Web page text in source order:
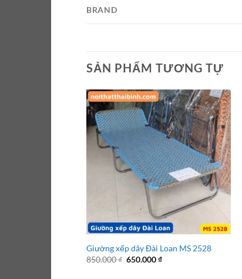
BRAND
SẢN PHẨM TƯƠNG TỰ
Giường xếp dây Đài Loan MS 2528
850.000₫ Giá
650.000₫Giá